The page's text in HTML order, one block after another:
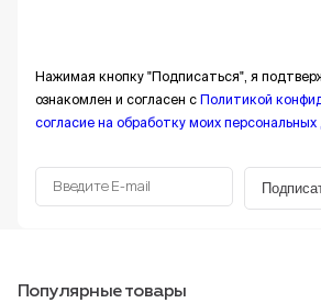
Нажимая кнопку "Подписаться", я
ознакомлен и согласен с Политикой
согласие на обработку моих
Популярные товары